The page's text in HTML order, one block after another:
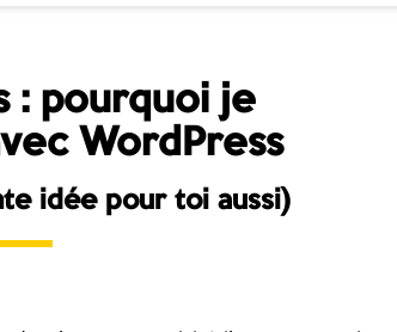
: pourquoi je
WordPress
idée pour toi aussi)